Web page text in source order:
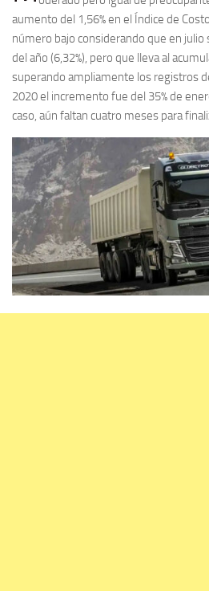
aumento del 1,56% en el Índice de
número bajo considerando que en
del año (6,32%), pero que lleva al
superando ampliamente los registros
2020 el incremento fue del 35% de
caso, aún faltan cuatro meses para